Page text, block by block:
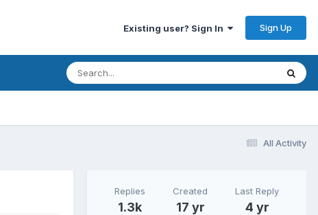
Existing user? Sign In Sign Up
All Activity
Replies
1.3k
Created
17 yr
Last Reply
4 yr